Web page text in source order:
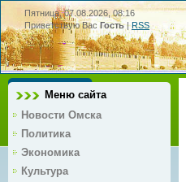
Пятница, 07.08.2026, 08:16
Приветствую Вас Гость|RSS
Меню сайта
Новости Омска
Политика
Экономика
Культура